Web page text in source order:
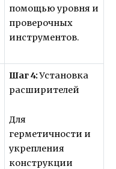
помощью уровня и
проверочных
инструментов.
Шаг 4:Установка
расширителей
Для
герметичности и
укрепления
конструкции